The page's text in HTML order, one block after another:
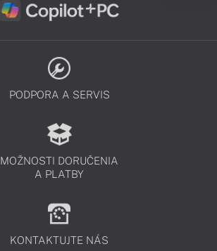
PODPORA A SERVIS
MOŽNOSTI DORUČENIA
A PLATBY
KONTAKTUJTE NÁS